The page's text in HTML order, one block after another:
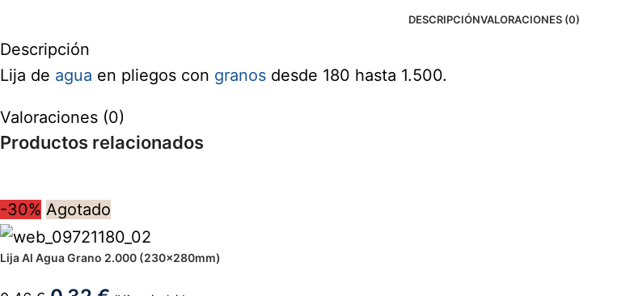
DESCRIPCIÓNVALORACIONES (0)
Descripción
Lija de agua en pliegos con granos desde 180 hasta 1.500.
Valoraciones (0)
Productos relacionados
-30% Agotado
Lija Al Agua Grano 2.000 (230x280mm)